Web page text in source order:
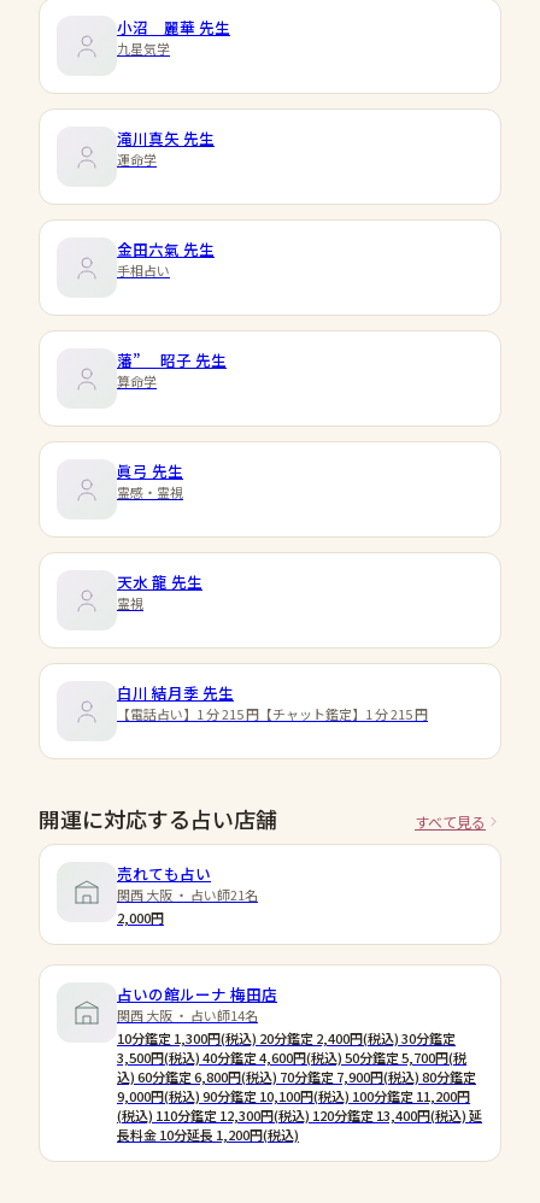
小沼 麗華先生
九星気学
滝川真矢 先生
運命学
金田六氣 先生
手相占い
藩” 昭子 先生
算命学
眞弓 先生
霊感・霊視
天水 龍 先生
霊視
白川 結月季 先生
【電話占い】1 分 215 円【チャット鑑定】1 分 215 円
開運に対応する占い店舗 すべて見る
売れても占い
関西 大阪 ・ 占い師21名
2,000円
占いの館ルーナ 梅田店
関西 大阪 ・ 占い師14名
10分鑑定 1,300円(税込) 20分鑑定 2,400円(税込) 30分鑑定
3,500円(税込) 40分鑑定 4,600円(税込) 50分鑑定 5,700円(税
込) 60分鑑定 6,800円(税込) 70分鑑定 7,900円(税込) 80分鑑定
9,000円(税込) 90分鑑定 10,100円(税込) 100分鑑定 11,200円
(税込) 110分鑑定 12,300円(税込) 120分鑑定 13,400円(税込) 延
長料金 10分延長 1,200円(税込)